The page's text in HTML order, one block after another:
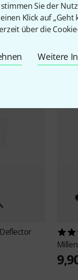
Sie der
Klick auf „Geht
über die
Weitere